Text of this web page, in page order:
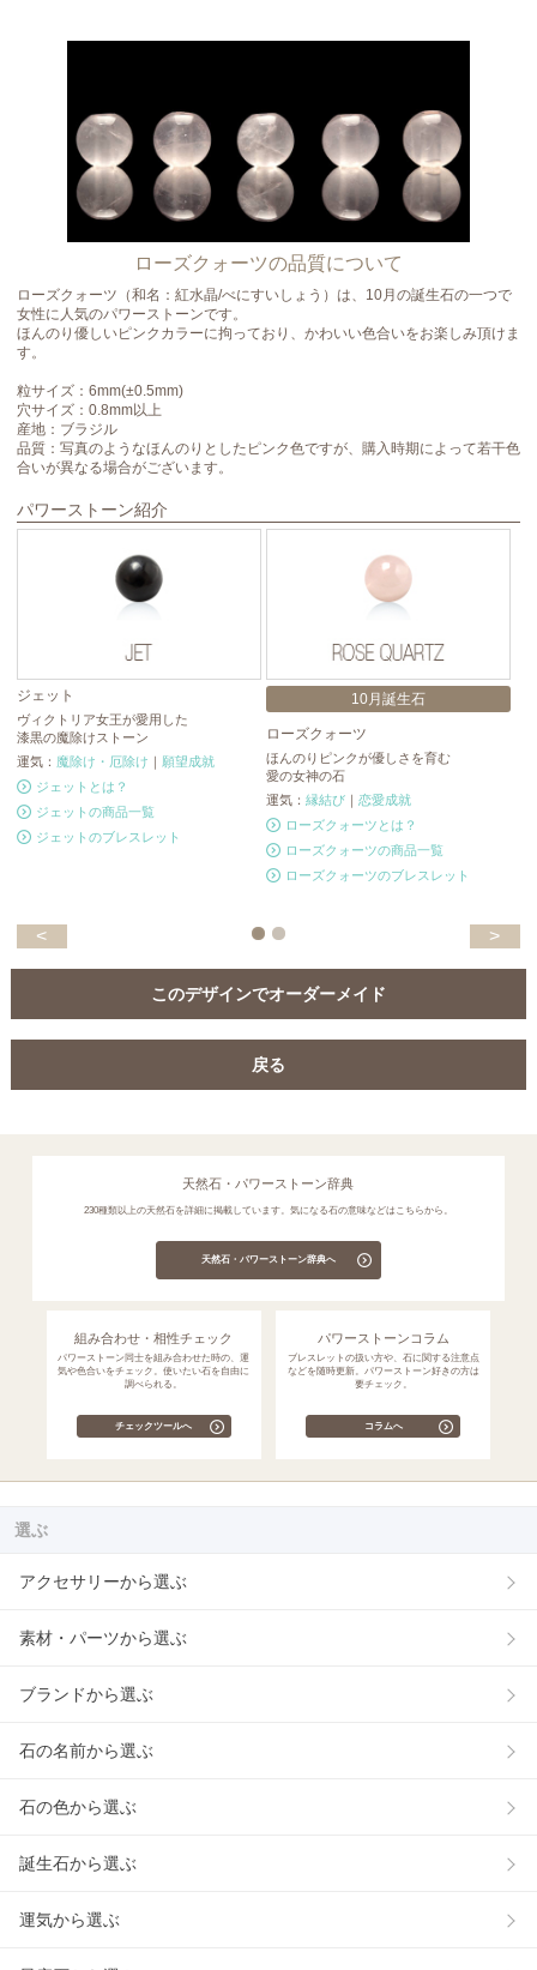
ローズクォーツの品質について
ローズクォーツ（和名：紅水晶/べにすいしょう）は、10月の誕生石の一つで
女性に人気のパワーストーンです。
ほんのり優しいピンクカラーに拘っており、かわいい色合いをお楽しみ頂けま
す。
粒サイズ：6mm(±0.5mm)
穴サイズ：0.8mm以上
産地：ブラジル
品質：写真のようなほんのりとしたピンク色ですが、購入時期によって若干色
合いが異なる場合がございます。
パワーストーン紹介
ジェット
ヴィクトリア女王が愛用した
漆黒の魔除けストーン
運気： 魔除け・厄除け ｜ 願望成就
ジェットとは？
ジェットの商品一覧
ジェットのブレスレット
10月誕生石
ローズクォーツ
ほんのりピンクが優しさを育む
愛の女神の石
運気：縁結び ｜恋愛成就
ローズクォーツとは？
ローズクォーツの商品一覧
ローズクォーツのブレスレット
< >
このデザインでオーダーメイド
戻る
天然石・パワーストーン辞典
230種類以上の天然石を詳細に掲載しています。気になる石の意味などはこちらから。
天然石・パワーストーン辞典へ
組み合わせ・相性チェック
パワーストーン同士を組み合わせた時の、運
気や色合いをチェック。使いたい石を自由に
調べられる。
チェックツールへ
パワーストーンコラム
ブレスレットの扱い方や、石に関する注意点
などを随時更新。パワーストーン好きの方は
要チェック。
コラムへ
選ぶ
アクセサリーから選ぶ
素材・パーツから選ぶ
ブランドから選ぶ
石の名前から選ぶ
石の色から選ぶ
誕生石から選ぶ
運気から選ぶ